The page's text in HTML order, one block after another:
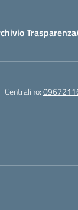
Trasparenza
Centralino: